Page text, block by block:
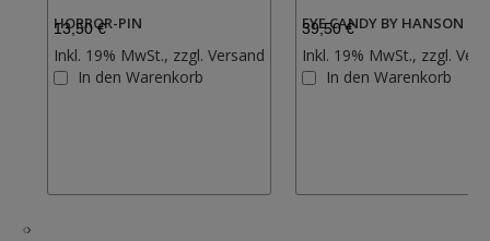
HORROR-PIN
13,50 €
Inkl. 19% MwSt., zzgl. Versand
In den Warenkorb
EYE CANDY BY HANSON
39,50 €
Inkl. 19% MwSt., zzgl.
In den Warenkorb
‹›